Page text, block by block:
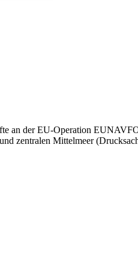
an der EU-Operation
zentralen Mittelmeer